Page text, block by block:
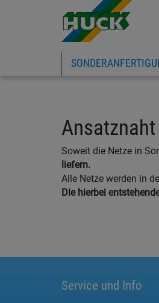
Ansatznaht
Soweit die Netze in
liefern.
Alle Netze werden in
Die hierbei
Service und Info